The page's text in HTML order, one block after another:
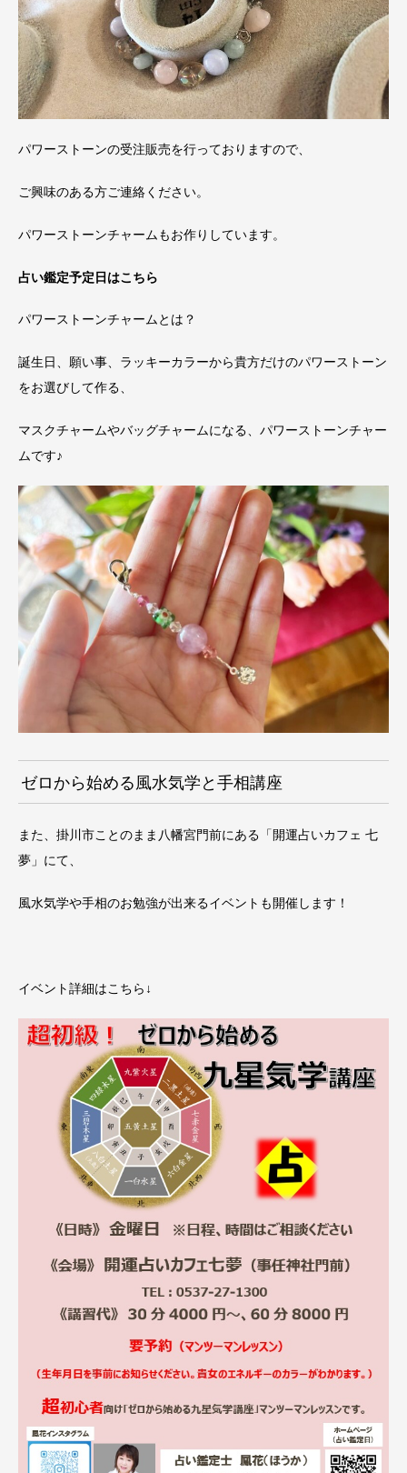
パワーストーンの受注販売を行っておりますので、
ご興味のある方ご連絡ください。
パワーストーンチャームもお作りしています。
占い鑑定予定日はこちら
パワーストーンチャームとは？
誕生日、願い事、ラッキーカラーから貴方だけのパワーストーン
をお選びして作る、
マスクチャームやバッグチャームになる、パワーストーンチャー
ムです♪
ゼロから始める風水気学と手相講座
また、掛川市ことのまま八幡宮門前にある「開運占いカフェ 七
夢」にて、
風水気学や手相のお勉強が出来るイベントも開催します！
イベント詳細はこちら↓